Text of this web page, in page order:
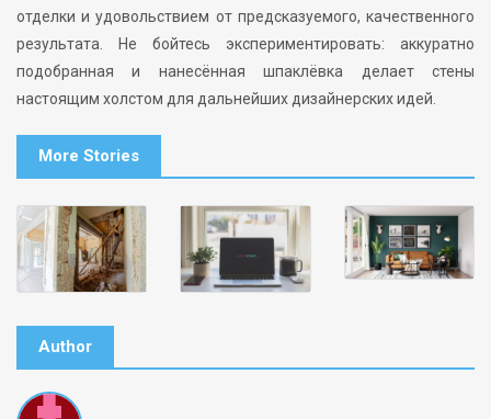
отделки и удовольствием от предсказуемого, качественного
результата. Не бойтесь экспериментировать: аккуратно
подобранная и нанесённая шпаклёвка делает стены
настоящим холстом для дальнейших дизайнерских идей.
More Stories
Author